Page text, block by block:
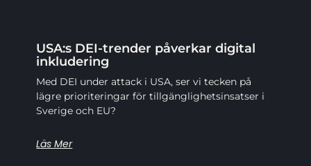
USA:s DEI-trender påverkar digital
inkludering
Med DEI under attack i USA, ser vi tecken på
lägre prioriteringar för tillgänglighetsinsatser i
Sverige och EU?
Läs Mer